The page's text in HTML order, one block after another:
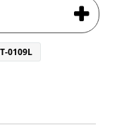
0109L